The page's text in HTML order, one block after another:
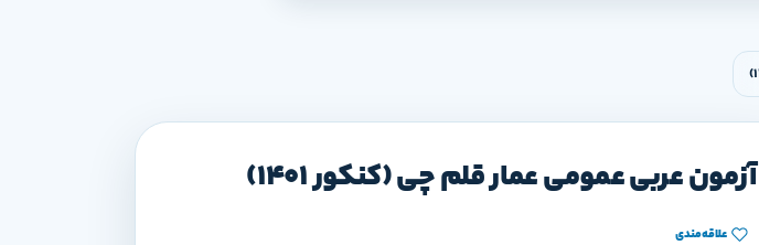
آزمون عربی عمومی عمار قلم چی (کنکور 1401)
علاقه‌مندی